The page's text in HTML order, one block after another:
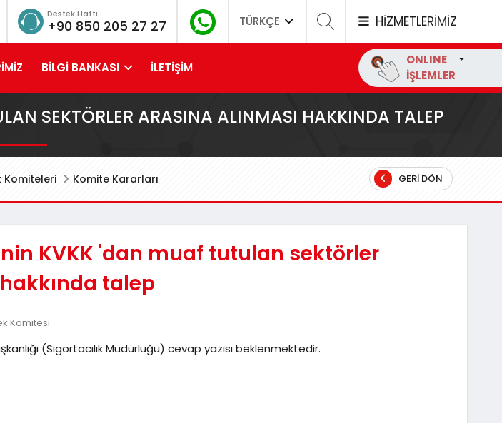
Destek Hattı
+90 850 205 27 27 TÜRKÇE HİZMETLERİMİZ
BİLGİ BANKASI İLETİŞİM
ONLINE
İŞLEMLER
SEKTÖRLER ARASINA ALINMASI HAKKINDA TALEP
Komiteleri Komite Kararları GERI DÖN
KVKK 'dan muaf tutulan sektörler
talep
Komitesi
(Sigortacılık Müdürlüğü) cevap yazısı beklenmektedir.